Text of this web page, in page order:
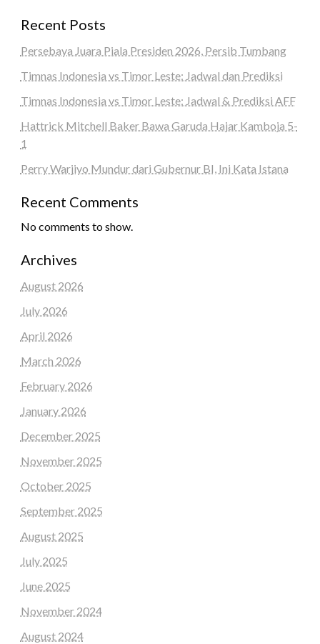
Recent Posts
Persebaya Juara Piala Presiden 2026, Persib Tumbang
Timnas Indonesia vs Timor Leste: Jadwal dan Prediksi
Timnas Indonesia vs Timor Leste: Jadwal & Prediksi AFF
Hattrick Mitchell Baker Bawa Garuda Hajar Kamboja 5-
1
Perry Warjiyo Mundur dari Gubernur BI, Ini Kata Istana
Recent Comments
No comments to show.
Archives
August 2026
July 2026
April 2026
March 2026
February 2026
January 2026
December 2025
November 2025
October 2025
September 2025
August 2025
July 2025
June 2025
November 2024
August 2024